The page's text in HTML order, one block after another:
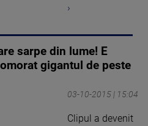
›
sarpe din lume! E
gigantul de peste
03-10-2015 | 15:04
Clipul a devenit